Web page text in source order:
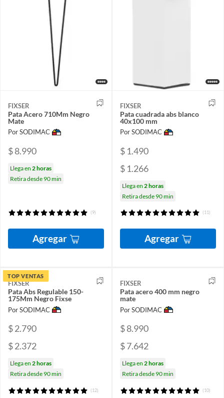
FIXSER
Pata Acero 710Mm Negro
Mate
Por SODIMAC
$ 8.990
Llega en 2 horas
Retira desde 90 min
(9)
Agregar
FIXSER
Pata cuadrada abs blanco
40x100 mm
Por SODIMAC
$ 1.490
$ 1.266
Llega en 2 horas
Retira desde 90 min
(11)
Agregar
TOP VENTAS
FIXSER
Pata Abs Regulable 150-
175Mm Negro Fixse
Por SODIMAC
$ 2.790
$ 2.372
Llega en 2 horas
Retira desde 90 min
(12)
FIXSER
Pata acero 400 mm negro
mate
Por SODIMAC
$ 8.990
$ 7.642
Llega en 2 horas
Retira desde 90 min
(10)